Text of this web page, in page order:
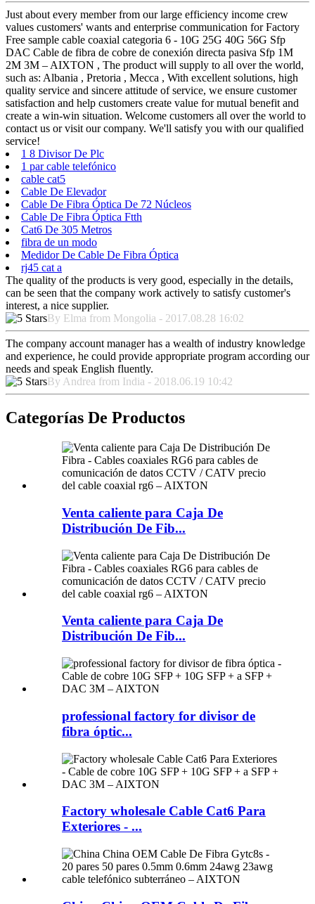
Just about every member from our large efficiency income crew
values customers' wants and enterprise communication for Factory
Free sample cable coaxial categoria 6 - 10G 25G 40G 56G Sfp
DAC Cable de fibra de cobre de conexión directa pasiva Sfp 1M
2M 3M – AIXTON , The product will supply to all over the world,
such as: Albania , Pretoria , Mecca , With excellent solutions, high
quality service and sincere attitude of service, we ensure customer
satisfaction and help customers create value for mutual benefit and
create a win-win situation. Welcome customers all over the world to
contact us or visit our company. We'll satisfy you with our qualified
service!
1 8 Divisor De Plc
1 par cable telefónico
cable cat5
Cable De Elevador
Cable De Fibra Óptica De 72 Núcleos
Cable De Fibra Óptica Ftth
Cat6 De 305 Metros
fibra de un modo
Medidor De Cable De Fibra Óptica
rj45 cat a
The quality of the products is very good, especially in the details,
can be seen that the company work actively to satisfy customer's
interest, a nice supplier.
By Elma from Mongolia - 2017.08.28 16:02
The company account manager has a wealth of industry knowledge
and experience, he could provide appropriate program according our
needs and speak English fluently.
By Andrea from India - 2018.06.19 10:42
Categorías De Productos
Venta caliente para Caja De
Distribución De Fib...
Venta caliente para Caja De
Distribución De Fib...
professional factory for divisor de
fibra óptic...
Factory wholesale Cable Cat6 Para
Exteriores - ...